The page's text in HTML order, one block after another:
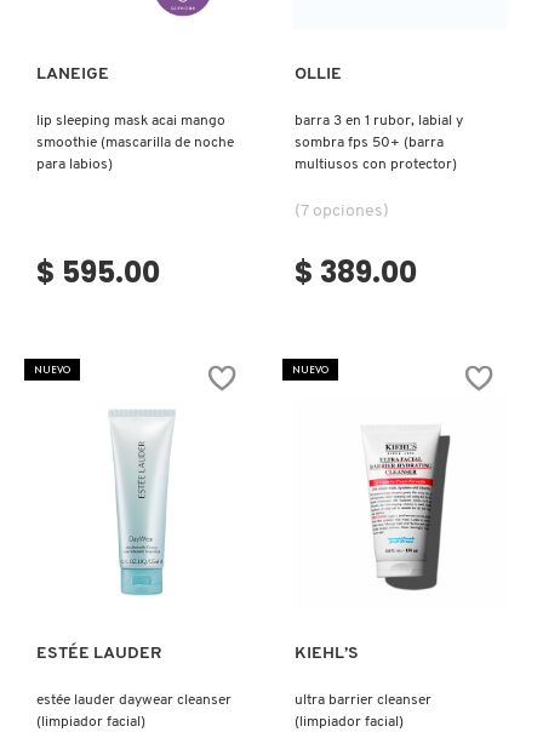
LANEIGE
lip sleeping mask acai mango
smoothie (mascarilla de noche
para labios)
$ 595.00
OLLIE
barra 3 en 1 rubor, labial y
sombra fps 50+ (barra
multiusos con protector)
(7 opciones)
$ 389.00
NUEVO
Ver más
ESTÉE LAUDER
estée lauder daywear cleanser
(limpiador facial)
NUEVO
Ver más
KIEHL’S
ultra barrier cleanser
(limpiador facial)